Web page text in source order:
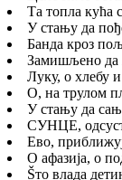
Та топла кућа
У стању да
Банда кроз
Замишљено
Луку, о хлебу
О, на трулом
У стању да
СУНЦЕ,
Ево,
О афазија, о
Šто влада